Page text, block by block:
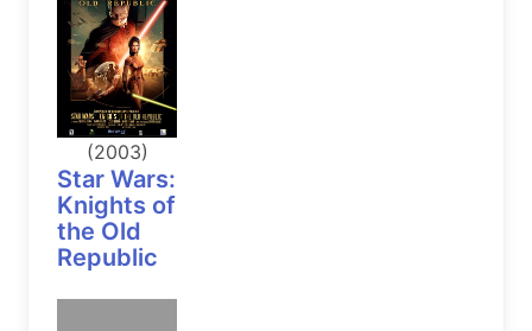
(2003)
Star Wars:
Knights of
the Old
Republic